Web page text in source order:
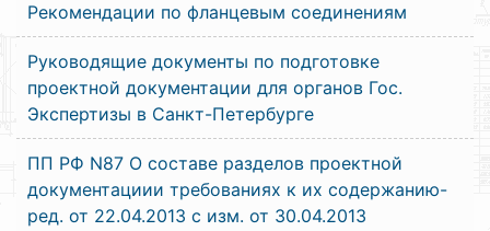
Рекомендации по фланцевым соединениям
Руководящие документы по подготовке
проектной документации для органов Гос.
Экспертизы в Санкт-Петербурге
ПП РФ N87 О составе разделов проектной
документациии требованиях к их содержанию-
ред. от 22.04.2013 с изм. от 30.04.2013